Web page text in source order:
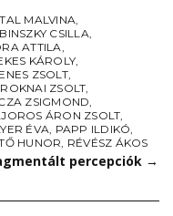
MALVINA,
CSILLA,
ATTILA,
KÁROLY,
ZSOLT,
ZSOLT,
ZSIGMOND,
ÁRON ZSOLT,
ÉVA, PAPP ILDIKÓ,
HUNOR, RÉVÉSZ ÁKOS
percepciók →